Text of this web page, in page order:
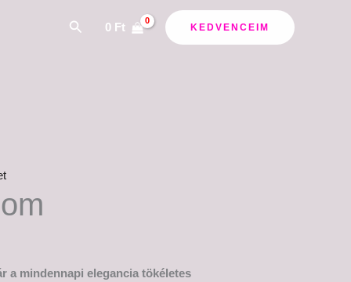
Search
0 Ft KEDVENCEIM
a mindennapi elegancia tökéletes